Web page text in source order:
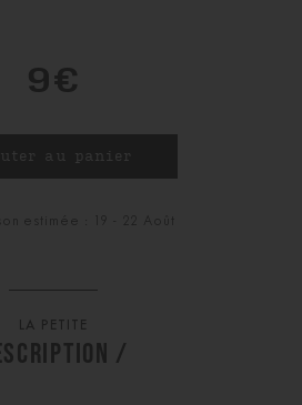
9€
estimée : 19 - 22 Août
LA PETITE
/